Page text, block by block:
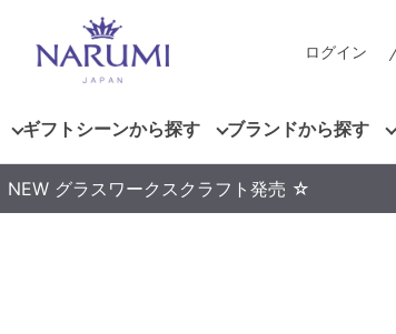
ログイン
ギフトシーンから探す ブランドから探す
グラスワークスクラフト発売 ☆